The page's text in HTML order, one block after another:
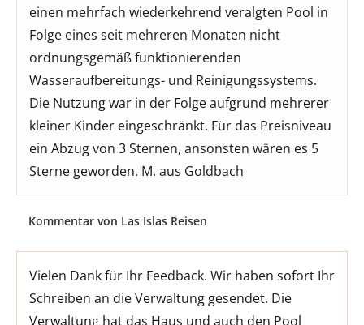
einen mehrfach wiederkehrend veralgten Pool in
Folge eines seit mehreren Monaten nicht
ordnungsgemäß funktionierenden
Wasseraufbereitungs- und Reinigungssystems.
Die Nutzung war in der Folge aufgrund mehrerer
kleiner Kinder eingeschränkt. Für das Preisniveau
ein Abzug von 3 Sternen, ansonsten wären es 5
Sterne geworden. M. aus Goldbach
Kommentar von Las Islas Reisen
Vielen Dank für Ihr Feedback. Wir haben sofort Ihr
Schreiben an die Verwaltung gesendet. Die
Verwaltung hat das Haus und auch den Pool